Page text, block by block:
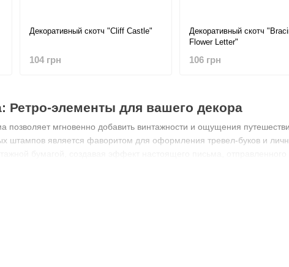
Ретро-элементы для вашего декора
позволяет мгновенно добавить винтажности и ощущения
штампов является фаворитом для оформления тревел-буков и
Декоративный скотч "Cliff Castle"
104 грн
Декоративный скотч
Flower Letter"
106 грн